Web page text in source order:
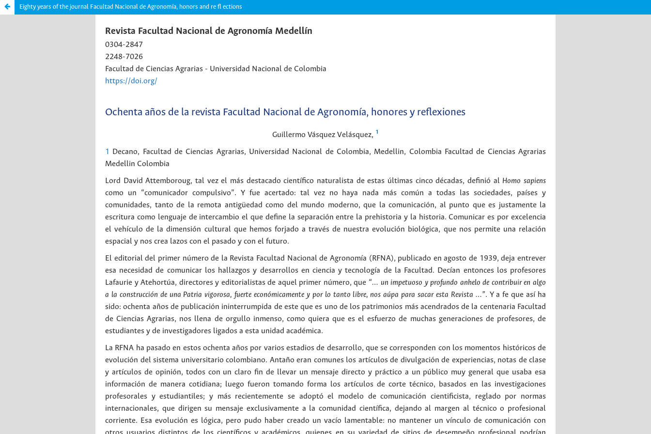
Eighty years of the journal Facultad Nacional de Agronomía, honors and re fl ections